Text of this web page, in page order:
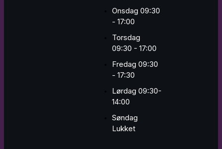
Onsdag 09:30
- 17:00
Torsdag
09:30 - 17:00
Fredag 09:30
- 17:30
Lørdag 09:30-
14:00
Søndag
Lukket